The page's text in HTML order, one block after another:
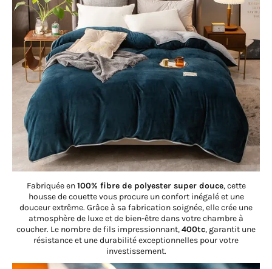
Fabriquée en100% fibre de polyester super douce, cette
housse de couette vous procure un confort inégalé et une
douceur extrême. Grâce à sa fabrication soignée, elle crée une
atmosphère de luxe et de bien-être dans votre chambre à
coucher. Le nombre de fils impressionnant,400tc, garantit une
résistance et une durabilité exceptionnelles pour votre
investissement.